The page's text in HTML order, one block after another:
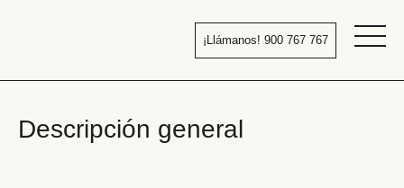
por
¡Llámanos! 900 767 767
Descripción general